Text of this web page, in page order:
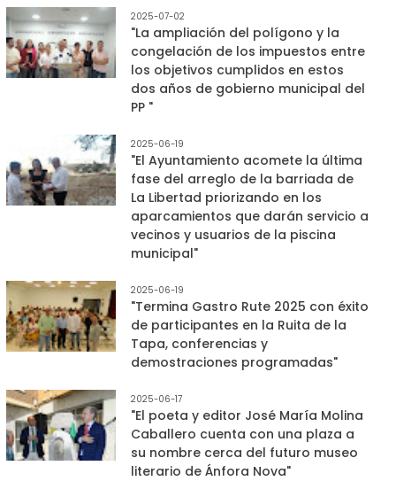
2025-07-02
"La ampliación del polígono y la
congelación de los impuestos entre
los objetivos cumplidos en estos
dos años de gobierno municipal del
PP "
2025-06-19
"El Ayuntamiento acomete la última
fase del arreglo de la barriada de
La Libertad priorizando en los
aparcamientos que darán servicio a
vecinos y usuarios de la piscina
municipal"
2025-06-19
"Termina Gastro Rute 2025 con éxito
de participantes en la Ruita de la
Tapa, conferencias y
demostraciones programadas"
2025-06-17
"El poeta y editor José María Molina
Caballero cuenta con una plaza a
su nombre cerca del futuro museo
literario de Ánfora Nova"